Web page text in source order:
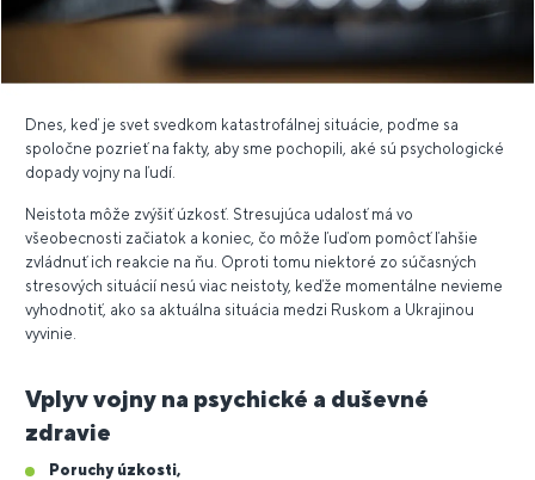
Dnes, keď je svet svedkom katastrofálnej situácie, poďme sa
spoločne pozrieť na fakty, aby sme pochopili, aké sú psychologické
dopady vojny na ľudí.
Neistota môže zvýšiť úzkosť. Stresujúca udalosť má vo
všeobecnosti začiatok a koniec, čo môže ľuďom pomôcť ľahšie
zvládnuť ich reakcie na ňu. Oproti tomu niektoré zo súčasných
stresových situácií nesú viac neistoty, keďže momentálne nevieme
vyhodnotiť, ako sa aktuálna situácia medzi Ruskom a Ukrajinou
vyvinie.
Vplyv vojny na psychické a duševné
zdravie
Poruchy úzkosti,